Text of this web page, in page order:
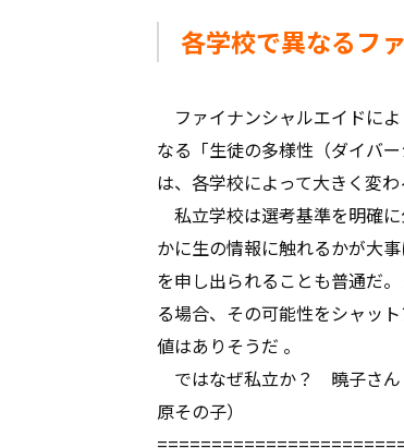
各学校で異なるフ
ファイナンシャルエイドに
なる「生徒の多様性（ダイバ
は、各学校によって大きく変わ
私立学校は選考基準を明確
かに生の情報に触れるかが大
を申し出られることも普通だ
る場合、その可能性をシャッ
値はありそうだ 。
ではなぜ私立か？ 曉子さん
原その子）